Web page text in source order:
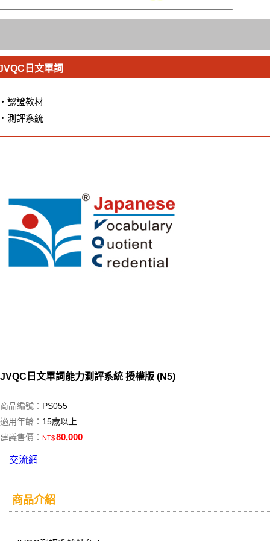
日文單詞
認證教材
測評系統
JVQC日文單詞能力測評系統 授權版 (N5)
商品編號： PS055
適用年齡： 15歲以上
建議售價： NT$80,000
交流網
商品介紹